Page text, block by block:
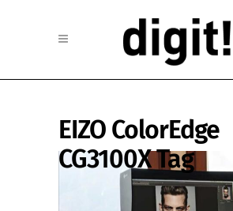
EIZO ColorEdge
CG3100X Tag